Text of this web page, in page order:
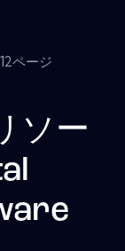
ページ
ソー